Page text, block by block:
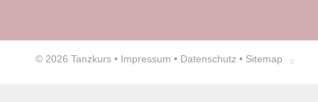
© 2026 Tanzkurs • Impressum • Datenschutz • Sitemap